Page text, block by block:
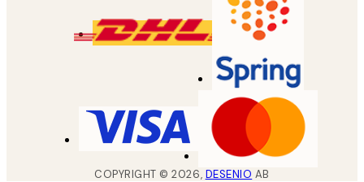
COPYRIGHT ©2026, DESENIO AB